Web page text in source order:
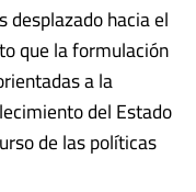
desplazado hacia el
que la formulación
a la
del Estado
de las políticas